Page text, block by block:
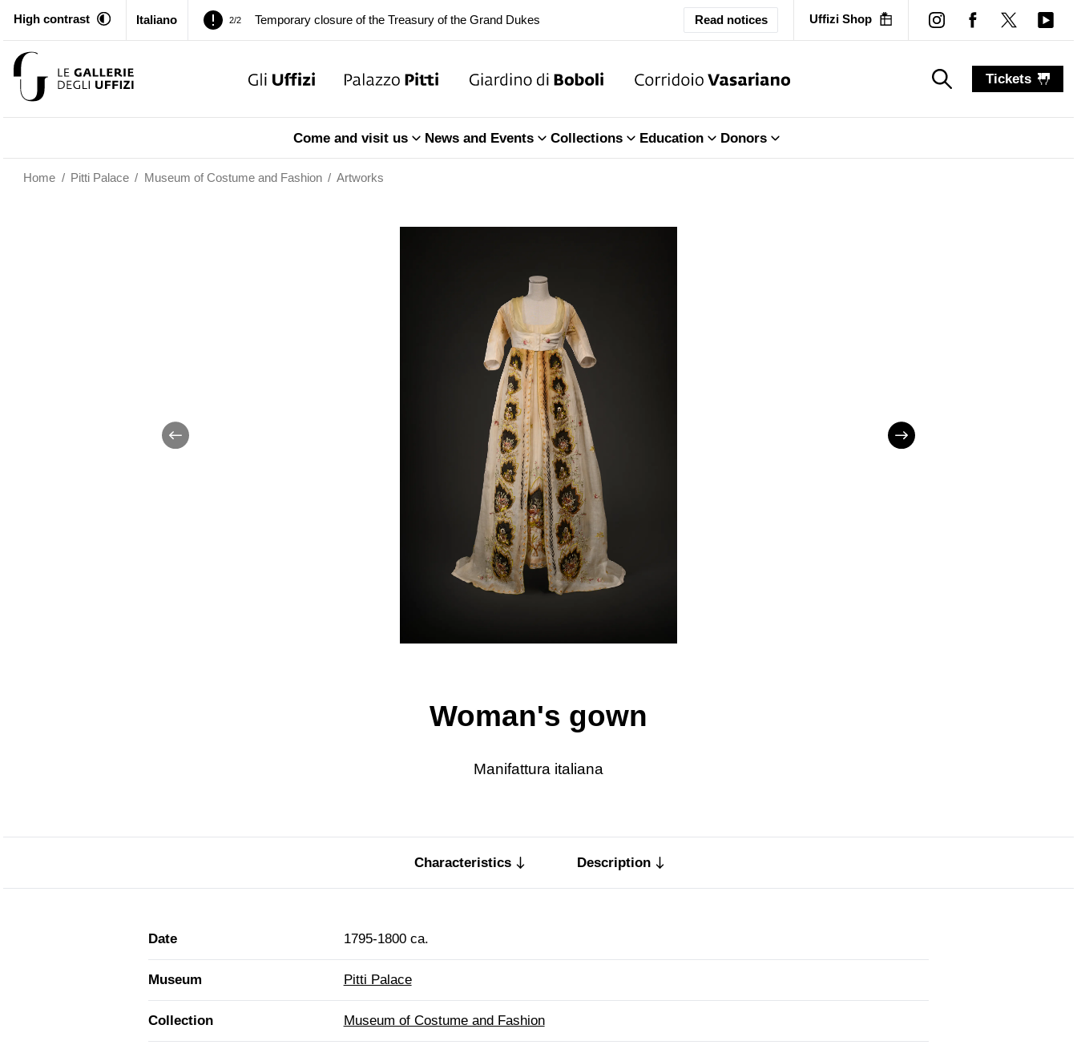
High contrast Italiano
Pitti Palace. Temporary Closure of the Room of the Iliad
Temporary closure of the Treasury of the Grand Dukes
1/2 Pitti Palace. Temporary Closure of the Room of the Iliad
2/2 Temporary closure of the Treasury of the Grand Dukes
Read notices Uffizi Shop
Tickets
Come and visit us News and Events Collections Education Donors
Home / Pitti Palace / Museum of Costume and Fashion / Artworks
Woman's gown
Manifattura italiana
Characteristics Description
Date 1795-1800 ca.
Museum Pitti Palace
Collection Museum of Costume and Fashion